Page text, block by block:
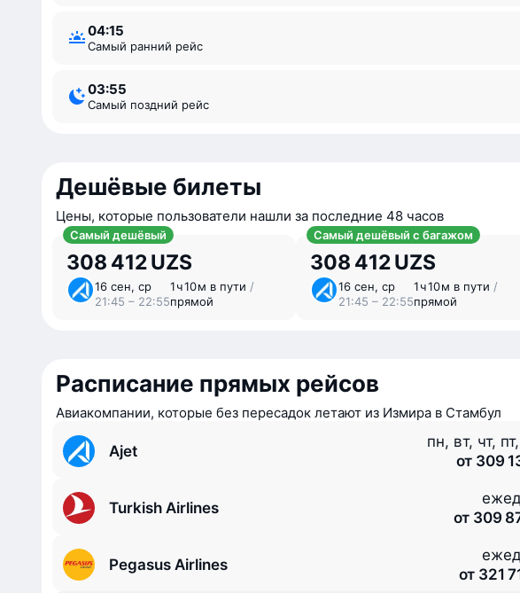
04:15
Самый ранний рейс
03:55
Самый поздний рейс
Дешёвые билеты
Цены, которые пользователи нашли за последние 48 часов
Самый дешёвый
308 412 UZS
16 сен, ср
21:45 – 22:55
1 ⁠ч 10 ⁠м в пути /
прямой
Самый дешёвый с багажом
308 412 UZS
16 сен, ср
21:45 – 22:55
1 ⁠ч 10 ⁠м в пути /
прямой
Расписание прямых рейсов
Авиакомпании, которые без пересадок летают из Измира в Стамбул
Ajet
пн, вт, чт,
от 309
Turkish Airlines
от 309
Pegasus Airlines
от 321